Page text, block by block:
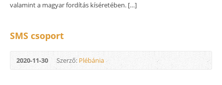
valamint a magyar fordítás kíséretében. […]
SMS csoport
2020-11-30 Szerző:Plébánia